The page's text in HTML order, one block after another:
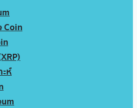
Coin
ห์